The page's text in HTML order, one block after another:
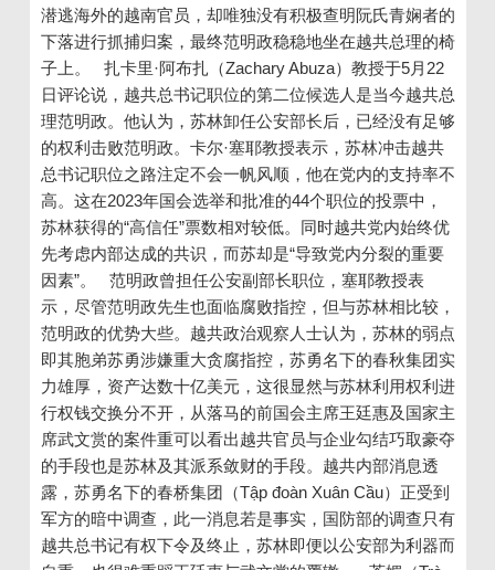
潜逃海外的越南官员，却唯独没有积极查明阮氏青娴者的
下落进行抓捕归案，最终范明政稳稳地坐在越共总理的椅
子上。 扎卡里·阿布扎（Zachary Abuza）教授于5月22
日评论说，越共总书记职位的第二位候选人是当今越共总
理范明政。他认为，苏林卸任公安部长后，已经没有足够
的权利击败范明政。卡尔·塞耶教授表示，苏林冲击越共
总书记职位之路注定不会一帆风顺，他在党内的支持率不
高。这在2023年国会选举和批准的44个职位的投票中，
苏林获得的“高信任”票数相对较低。同时越共党内始终优
先考虑内部达成的共识，而苏却是“导致党内分裂的重要
因素”。 范明政曾担任公安副部长职位，塞耶教授表
示，尽管范明政先生也面临腐败指控，但与苏林相比较，
范明政的优势大些。越共政治观察人士认为，苏林的弱点
即其胞弟苏勇涉嫌重大贪腐指控，苏勇名下的春秋集团实
力雄厚，资产达数十亿美元，这很显然与苏林利用权利进
行权钱交换分不开，从落马的前国会主席王廷惠及国家主
席武文赏的案件重可以看出越共官员与企业勾结巧取豪夺
的手段也是苏林及其派系敛财的手段。越共内部消息透
露，苏勇名下的春桥集团（Tập đoàn Xuân Cầu）正受到
军方的暗中调查，此一消息若是事实，国防部的调查只有
越共总书记有权下令及终止，苏林即便以公安部为利器而